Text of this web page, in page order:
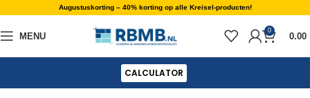
Augustuskorting – 40% korting op alle Kreisel-producten!
MENU
0
0.00
CALCULATOR